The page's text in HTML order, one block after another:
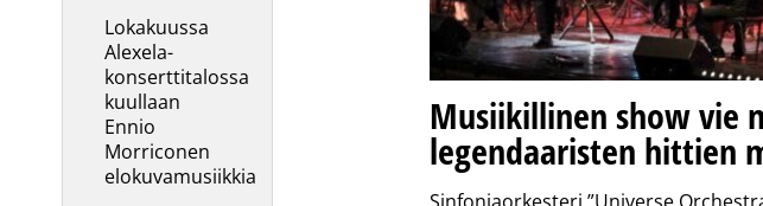
Lokakuussa
Alexela-
konserttitalossa
kuullaan
Ennio
Morriconen
elokuvamusiikkia
Musiikillinen show vie
legendaaristen hittien